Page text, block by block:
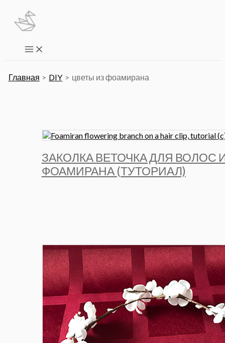
Перейти
содержимому
Main
Menu
Главная DIY цветы из фоамирана
ЗАКОЛКА ВЕТОЧКА ДЛЯ ВОЛОС
ФОАМИРАНА (ТУТОРИАЛ)